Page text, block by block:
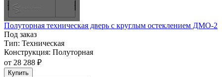
Полуторная техническая дверь с круглым остеклением ДМО-2
Под заказ
Тип: Техническая
Конструкция: Полуторная
от 28 288 ₽
Купить